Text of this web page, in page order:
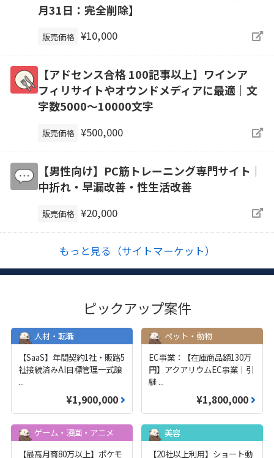
月31日：完全削除】
販売価格 ¥10,000
【アドセンス合格 100記事以上】ワインア
フィリサイトやオウンドメディアに最適｜文
字数5000～10000文字
販売価格 ¥500,000
【男性向け】PC筋トレーニング専門サイト｜
中折れ・早漏改善・性生活改善
販売価格 ¥20,000
もっと見る（サイトマーケット）
ピックアップ案件
人材・転職
【SaaS】年間契約1社・販路5
社接続済みAI目標管理一式譲
...
¥1,900,000
ペット・動物
EC事業：【在庫商品額130万
円】アクアリウムEC事業｜引
継 ...
¥1,800,000
ゲーム・漫画・アニメ
【最高月商80万以上】ポケモ
美容
【20社以上利用】ショート動